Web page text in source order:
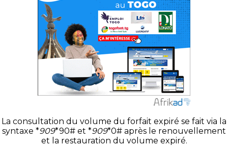
La consultation du volume du forfait expiré se fait via la
syntaxe *909*90# et *909*0# après le renouvellement
et la restauration du volume expiré.